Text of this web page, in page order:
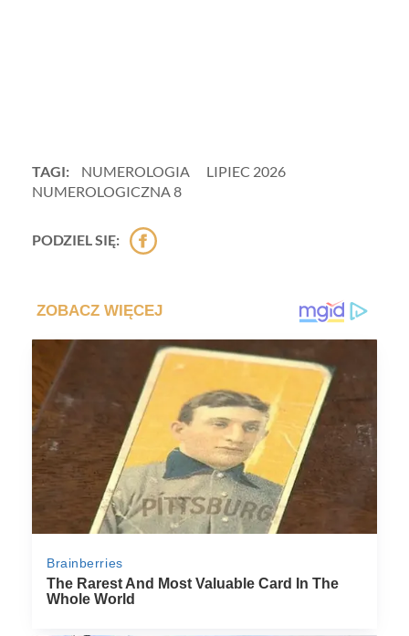
TAGI: NUMEROLOGIA
LIPIEC 2026
NUMEROLOGICZNA 8
PODZIEL SIĘ: